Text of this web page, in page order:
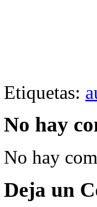
Etiquetas:
No hay
No hay
Deja un